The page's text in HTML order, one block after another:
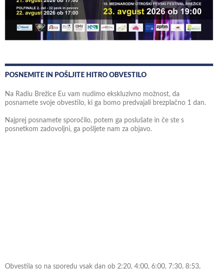
POSNEMITE IN POŠLJITE HITRO OBVESTILO
Na Radiu Brežice Eu vam nudimo ekskluzivno možnost, da
posnamete svoje obvestilo, ki ga bomo predvajali brezplačno 1 dan.
Najprej posnamete sporočilo, potem ga poslušate in če ste s
posnetkom zadovoljni, ga pošljete nam za objavo.
Obvestila so na sporedu vsak dan ob 2:20, 4:00, 6:00, 7:30, 8:53,